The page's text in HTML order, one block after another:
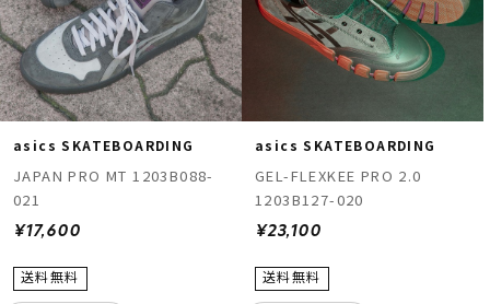
asics SKATEBOARDING
JAPAN PRO MT 1203B088-
021
¥17,600
asics SKATEBOARDING
GEL-FLEXKEE PRO 2.0
1203B127-020
¥23,100